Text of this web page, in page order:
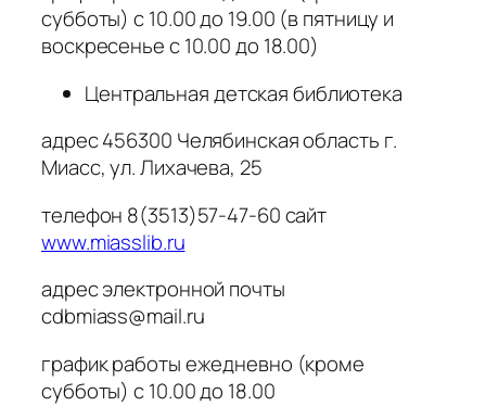
субботы) с 10.00 до 19.00 (в пятницу и
воскресенье с 10.00 до 18.00)
Центральная детская библиотека
адрес 456300 Челябинская область г.
Миасс, ул. Лихачева, 25
телефон 8(3513)57-47-60 сайт
www.miasslib.ru
адрес электронной почты
cdbmiass@mail.ru
график работы ежедневно (кроме
субботы) с 10.00 до 18.00